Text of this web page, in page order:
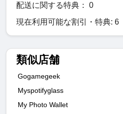
配送に関する特典： 0
現在利用可能な割引・特典: 6
類似店舗
Gogamegeek
Myspotifyglass
My Photo Wallet